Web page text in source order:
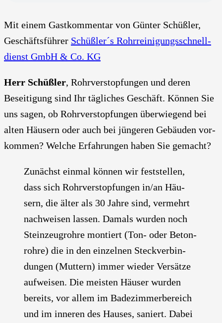
Mit einem Gast­kom­men­tar von Gün­ter Schüß­ler,
Geschäfts­füh­rer Schüßler´s Rohr­rei­ni­gungs­schnell­
dienst GmbH & Co. KG
Herr Schüß­ler, Rohr­ver­stop­fun­gen und deren
Besei­ti­gung sind Ihr täg­li­ches Geschäft. Kön­nen Sie
uns sagen, ob Rohr­ver­stop­fun­gen über­wie­gend bei
alten Häu­sern oder auch bei jün­ge­ren Gebäu­den vor­
kom­men? Wel­che Erfah­run­gen haben Sie gemacht?
Zunächst ein­mal kön­nen wir fest­stel­len,
dass sich Rohr­ver­stop­fun­gen in/an Häu­
sern, die älter als 30 Jah­re sind, ver­mehrt
nach­wei­sen las­sen. Damals wur­den noch
Stein­zeug­roh­re mon­tiert (Ton- oder Beton­
roh­re) die in den ein­zel­nen Steck­ver­bin­
dun­gen (Mut­tern) immer wie­der Ver­sät­ze
auf­wei­sen. Die meis­ten Häu­ser wur­den
bereits, vor allem im Bade­zim­mer­be­reich
und im inne­ren des Hau­ses, saniert. Dabei